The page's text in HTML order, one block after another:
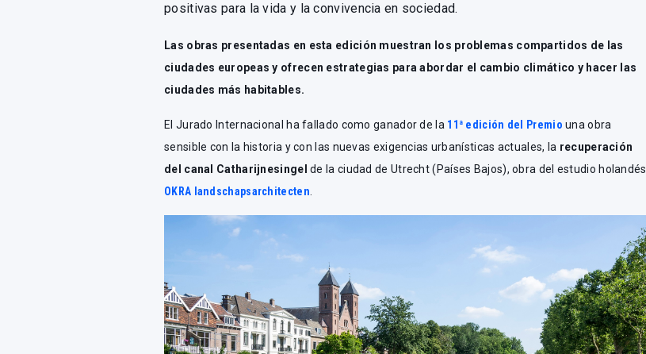
positivas para la vida y la convivencia en sociedad.
Las obras presentadas en esta edición muestran los problemas compartidos de las
ciudades europeas y ofrecen estrategias para abordar el cambio climático y hacer las
ciudades más habitables.
El Jurado Internacional ha fallado como ganador de la 11ª edición del Premio una obra
sensible con la historia y con las nuevas exigencias urbanísticas actuales, la recuperación
del canal Catharijnesingelde la ciudad de Utrecht (Países Bajos), obra del estudio holandés
OKRA landschapsarchitecten